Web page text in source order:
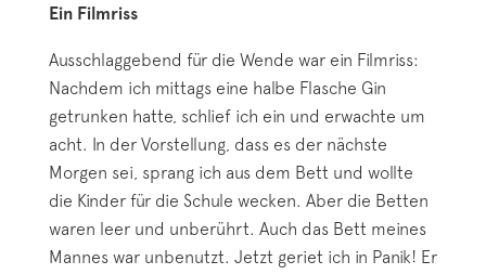
Ein Filmriss
Ausschlaggebend für die Wende war ein Filmriss:
Nachdem ich mittags eine halbe Flasche Gin
getrunken hatte, schlief ich ein und erwachte um
acht. In der Vorstellung, dass es der nächste
Morgen sei, sprang ich aus dem Bett und wollte
die Kinder für die Schule wecken. Aber die Betten
waren leer und unberührt. Auch das Bett meines
Mannes war unbenutzt. Jetzt geriet ich in Panik! Er